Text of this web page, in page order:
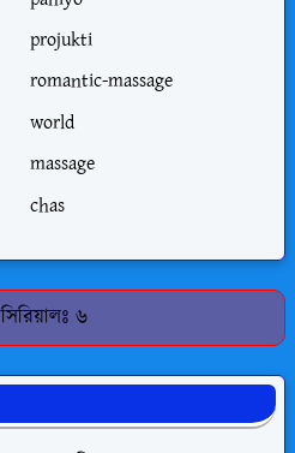
projukti
romantic-massage
world
massage
chas
৬